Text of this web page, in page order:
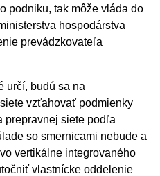
podniku, tak môže vláda do
hospodárstva
prevádzkovateľa
určí, budú sa na
vzťahovať podmienky
prepravnej siete podľa
so smernicami nebude a
vertikálne integrovaného
vlastnícke oddelenie